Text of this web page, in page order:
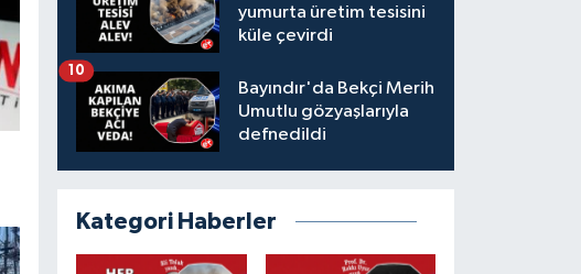
yumurta üretim tesisini
küle çevirdi
Bayındır'da Bekçi Merih
Umutlu gözyaşlarıyla
defnedildi
10
Kategori Haberler